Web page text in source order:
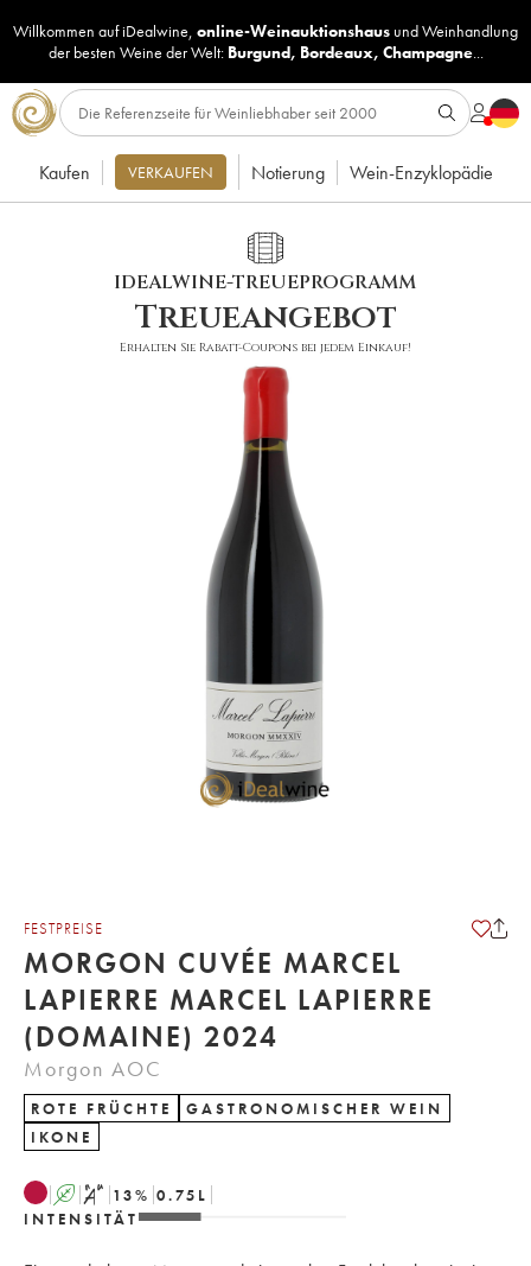
Willkommen auf iDealwine, online-Weinauktionshaus undWeinhandlung
der besten Weine der Welt: Burgund, Bordeaux, Champagne...
Kaufen VERKAUFEN Notierung Wein-Enzyklopädie
IDEALWINE-TREUEPROGRAMM
Treueangebot
Erhalten Sie Rabatt-Coupons bei jedem Einkauf!
FESTPREISE
MORGON CUVÉE MARCEL
LAPIERRE MARCEL LAPIERRE
(DOMAINE) 2024
Morgon AOC
ROTE FRÜCHTE
GASTRONOMISCHER WEIN
IKONE
A S 13% 0.75 L
INTENSITÄT